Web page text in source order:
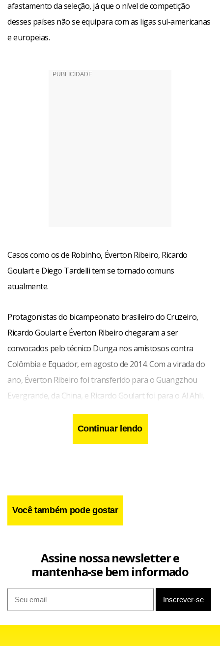
afastamento da seleção, já que o nível de competição
desses países não se equipara com as ligas sul-americanas
e europeias.
Casos como os de Robinho, Éverton Ribeiro, Ricardo
Goulart e Diego Tardelli tem se tornado comuns
atualmente.
Protagonistas do bicampeonato brasileiro do Cruzeiro,
Ricardo Goulart e Éverton Ribeiro chegaram a ser
convocados pelo técnico Dunga nos amistosos contra
Colômbia e Equador, em agosto de 2014. Com a virada do
ano, Éverton Ribeiro foi transferido para o Guangzhou
Evergrande, da China, e Ricardo Goulart foi para o Al Ahli,
dos Emirados Árabes Unidos, em janeiro.
Continuar lendo
Você também pode gostar
Assine nossa newsletter e
mantenha-se bem informado